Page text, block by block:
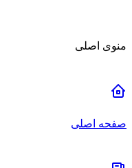
منوی اصلی
صفحه اصلی